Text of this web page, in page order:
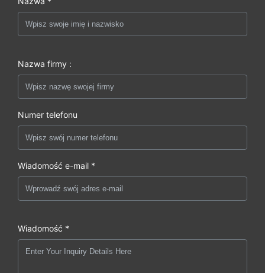
Nazwa firmy :
Numer telefonu
Wiadomość e-mail *
Wiadomość *